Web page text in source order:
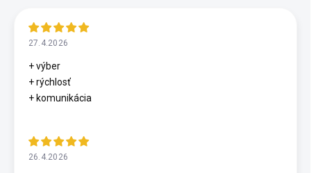
27.4.2026
+ výber
+ rýchlosť
+ komunikácia
26.4.2026